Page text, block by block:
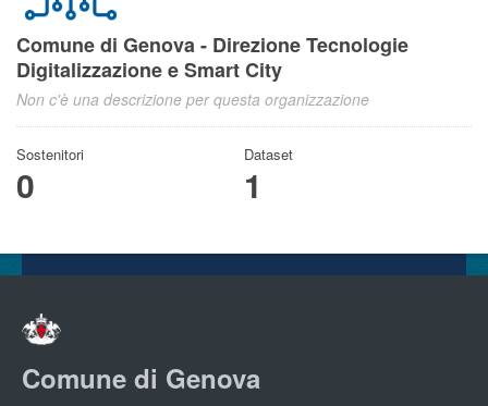
Comune di Genova - Direzione Tecnologie
Digitalizzazione e Smart City
Non c'è una descrizione per questa organizzazione
Sostenitori
0
Dataset
1
Comune di Genova